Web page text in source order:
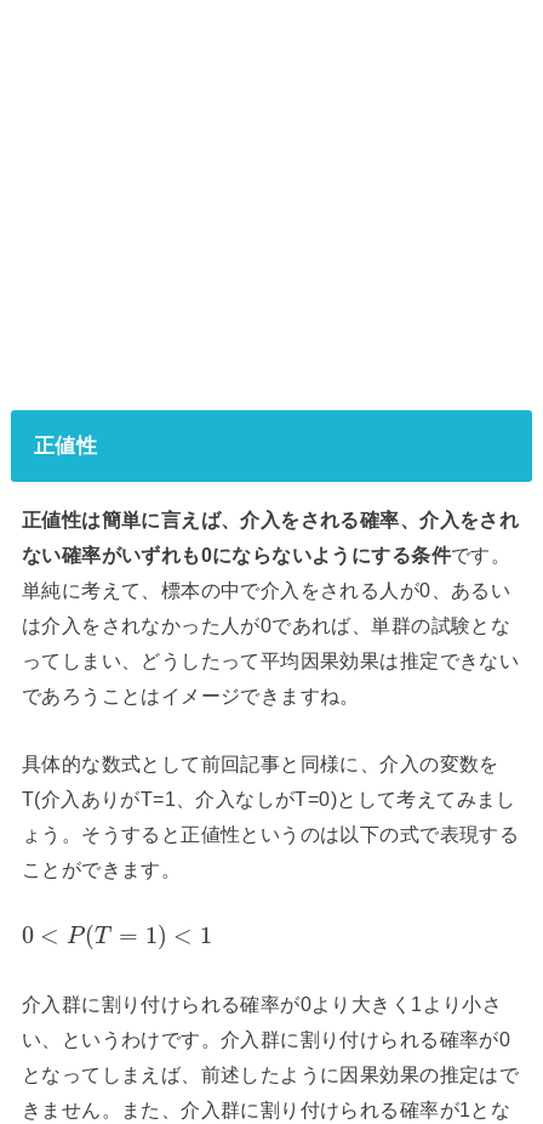
正値性
正値性は簡単に言えば、介入をされる確率、介入をされ
ない確率がいずれも0にならないようにする条件です。
単純に考えて、標本の中で介入をされる人が0、あるい
は介入をされなかった人が0であれば、単群の試験とな
ってしまい、どうしたって平均因果効果は推定できない
であろうことはイメージできますね。
具体的な数式として前回記事と同様に、介入の変数を
T(介入ありがT=1、介入なしがT=0)として考えてみまし
ょう。そうすると正値性というのは以下の式で表現する
ことができます。
0 < P (T = 1) < 1
介入群に割り付けられる確率が0より大きく1より小さ
い、というわけです。介入群に割り付けられる確率が0
となってしまえば、前述したように因果効果の推定はで
きません。また、介入群に割り付けられる確率が1とな